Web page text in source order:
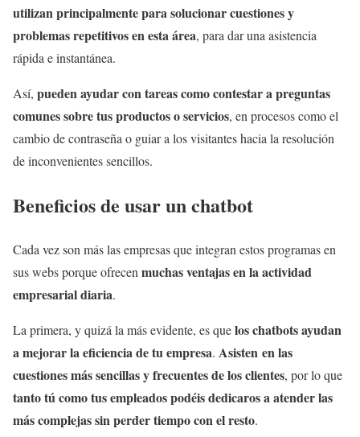
utilizan principalmente para solucionar cuestiones y
problemas repetitivos en esta área, para dar una asistencia
rápida e instantánea.
Así, pueden ayudar con tareas como contestar a preguntas
comunes sobre tus productos o servicios, en procesos como el
cambio de contraseña o guiar a los visitantes hacia la resolución
de inconvenientes sencillos.
Beneficios de usar un chatbot
Cada vez son más las empresas que integran estos programas en
sus webs porque ofrecen muchas ventajas en la actividad
empresarial diaria.
La primera, y quizá la más evidente, es quelos chatbots ayudan
a mejorar la eficiencia de tu empresa. Asisten en las
cuestiones más sencillas y frecuentes de los clientes, por lo que
tanto tú como tus empleados podéis dedicaros a atender las
más complejas sin perder tiempo con el resto.